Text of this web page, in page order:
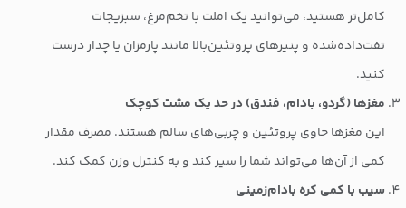
کامل‌تر هستید، می‌توانید یک املت با تخم‌مرغ، سبزیجات
تفت‌داده‌شده و پنیرهای پروتئین‌بالا مانند پارمزان یا چدار درست
کنید.
مغزها (گردو، بادام، فندق) در حد یک مشت کوچک
این مغزها حاوی پروتئین و چربی‌های سالم هستند. مصرف مقدار
کمی از آن‌ها می‌تواند شما را سیر کند و به کنترل وزن کمک کند.
سیب با کمی کره بادام‌زمینی